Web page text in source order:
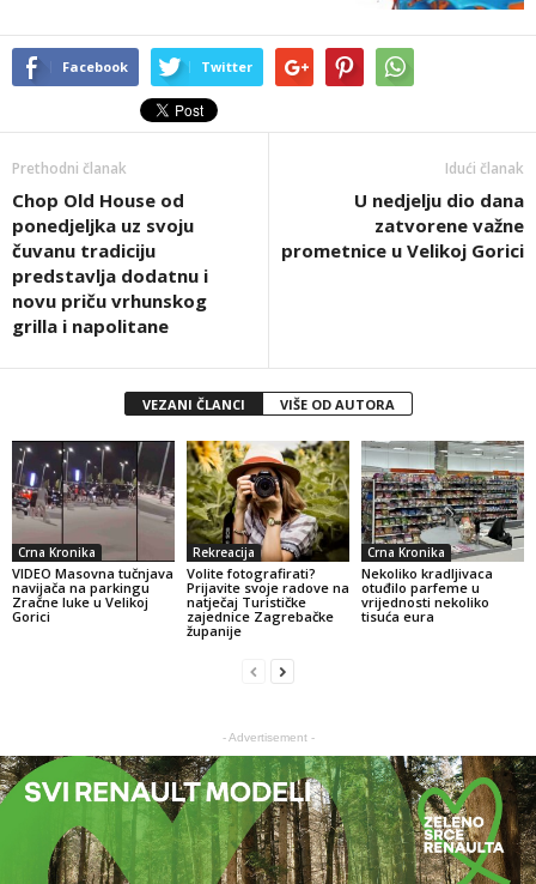
Facebook Twitter
Prethodni članak
Chop Old House od
ponedjeljka uz svoju
čuvanu tradiciju
predstavlja dodatnu i
novu priču vrhunskog
grilla i napolitane
Idući članak
U nedjelju dio dana
zatvorene važne
prometnice u Velikoj Gorici
VEZANI ČLANCI VIŠE OD AUTORA
Crna Kronika
VIDEO Masovna tučnjava
navijača na parkingu
Zračne luke u Velikoj
Gorici
Rekreacija
Volite fotografirati?
Prijavite svoje radove na
natječaj Turističke
zajednice Zagrebačke
županije
Crna Kronika
Nekoliko kradljivaca
otuđilo parfeme u
vrijednosti nekoliko
tisuća eura
- Advertisement -